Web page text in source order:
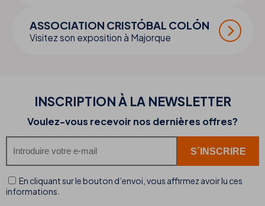
ASSOCIATION CRISTÓBAL COLÓN
Visitez son exposition à Majorque
INSCRIPTION À LA NEWSLETTER
Voulez-vous recevoir nos dernières offres?
En cliquant sur le bouton d’envoi, vous affirmez avoir lu ces
informations.